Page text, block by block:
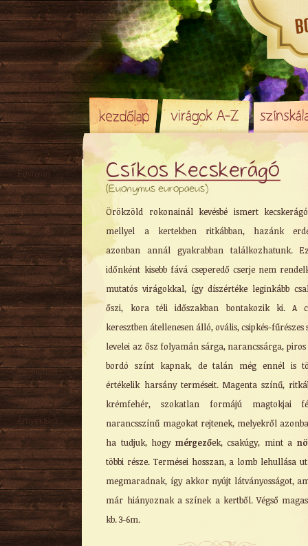
Csíkos Kecskerágó
(Euonymus europaeus)
Örökzöld rokonainál kevésbé ismert
mellyel a kertekben ritkábban, hazánk
azonban annál gyakrabban találkozhatunk.
időnként kisebb fává cseperedő cserje nem
mutatós virágokkal, így díszértéke leginkább
őszi, kora téli időszakban bontakozik ki. A
keresztben átellenesen álló, ovális, csipkés-fűrészes
levelei az ősz folyamán sárga, narancssárga, piros
bordó színt kapnak, de talán még ennél is
értékelik harsány terméseit. Magenta színű,
krémfehér, szokatlan formájú magtokjai
narancsszínű magokat rejtenek, melyekről
ha tudjuk, hogy mérgezőek, csakúgy, mint a
többi része. Termései hosszan, a lomb lehullása
megmaradnak, így akkor nyújt látványosságot,
már hiányoznak a színek a kertből. Végső
kb. 3-6m.
Egynyári
Évelő (Cserje)
Hagyma/ Gumó
Örökzöld
Sziklakerti
Alacsony
Közepes
Magas
Tavaszi
Őszi
Kúszó
Mediterrán
Virágzó cserje
Talajtakaró
Árnyéktűrő
Szobanövény